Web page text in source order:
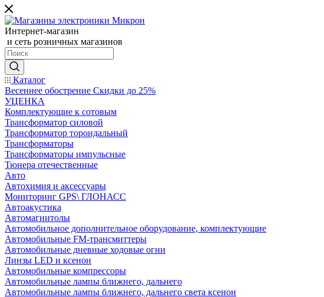
Интернет-магазин
и сеть розничных магазинов
Каталог
Весеннее обострение Скидки до 25%
УЦЕНКА
Комплектующие к сотовым
Трансформатор силовой
Трансформатор тороидальный
Трансформаторы
Трансформаторы импульсные
Тюнера отечественные
Авто
Автохимия и аксессуары
Мониторинг GPS\ ГЛОНАСС
Автоакустика
Автомагнитолы
Автомобильное дополнительное оборудование, комплектующие
Автомобильные FM-трансмиттеры
Автомобильные дневные ходовые огни
Линзы LED и ксенон
Автомобильные компрессоры
Автомобильные лампы ближнего, дальнего
Автомобильные лампы ближнего, дальнего света ксенон